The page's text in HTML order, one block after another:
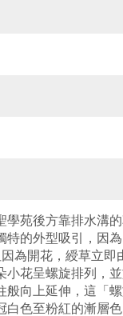
學苑後方靠排水溝
特的外型吸引，因
為開花，綬草立即
小花呈螺旋排列，
般向上延伸，這「
白色至粉紅的漸層